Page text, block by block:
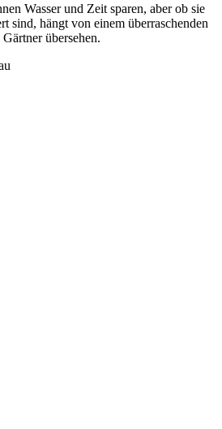
Wasser und Zeit sparen, aber ob sie
sind, hängt von einem überraschenden
übersehen.